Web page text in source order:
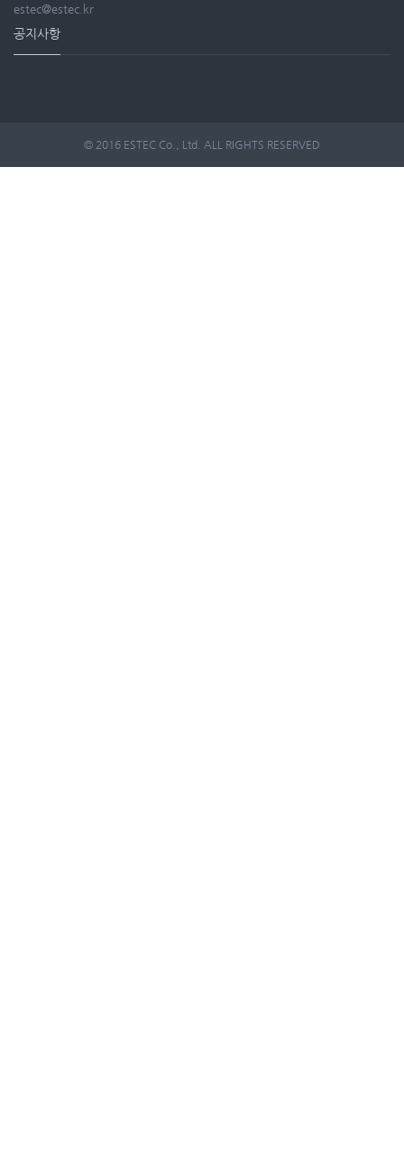
estec@estec.kr
공지사항
© 2016 ESTEC Co., Ltd. ALL RIGHTS RESERVED